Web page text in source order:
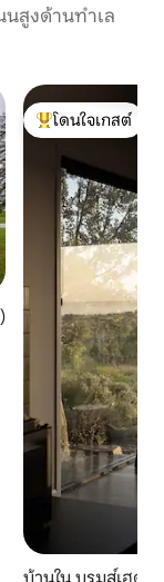
นสูงด้านทำเล
4.97 จาก 5, 112 รีวิว
โดนใจเกสต์ที่สุด
โดนใจเกสต์